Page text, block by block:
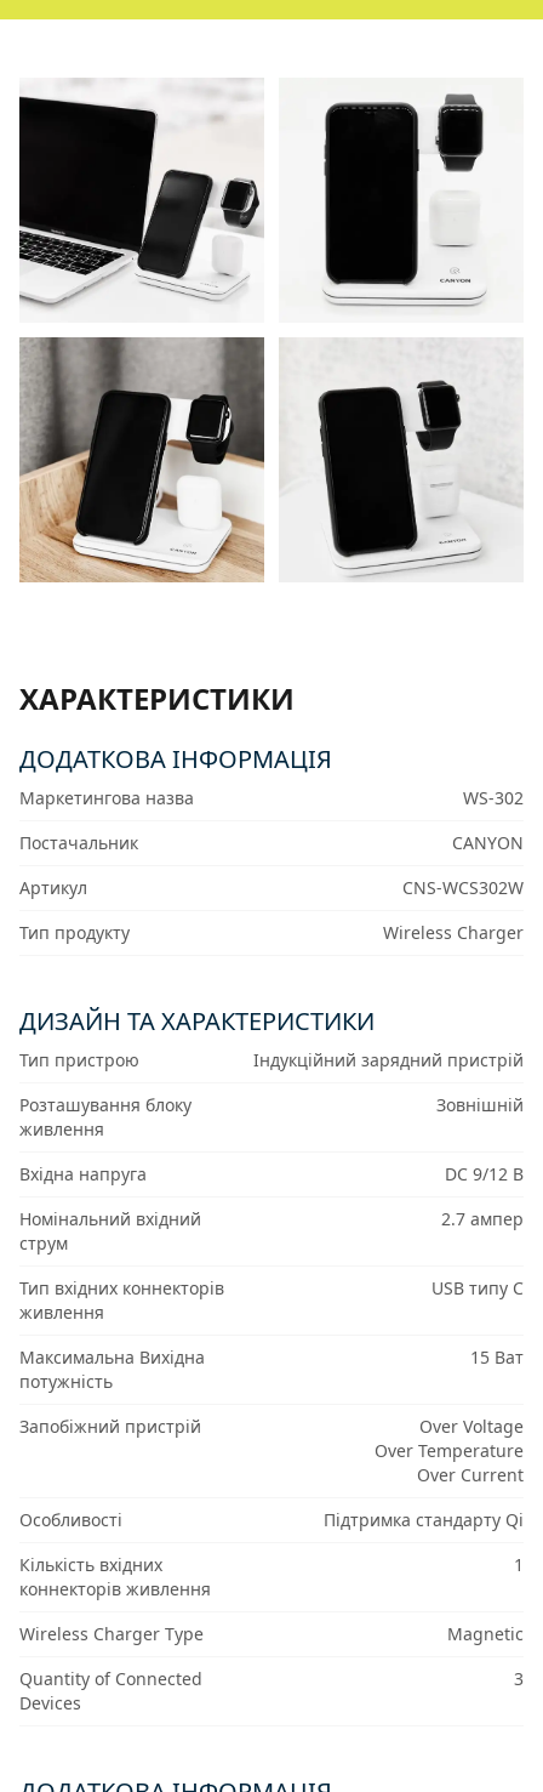
ХАРАКТЕРИСТИКИ
ДОДАТКОВА ІНФОРМАЦІЯ
Маркетингова назва
WS-302
Постачальник
CANYON
Артикул
CNS-WCS302W
Тип продукту
Wireless Charger
ДИЗАЙН ТА ХАРАКТЕРИСТИКИ
Тип пристрою
Індукційний зарядний пристрій
Розташування блоку
живлення
Зовнішній
Вхідна напруга
DC 9/12 В
Номінальний вхідний
струм
2.7 ампер
Тип вхідних коннекторів
живлення
USB типу C
Максимальна Вихідна
потужність
15 Ват
Запобіжний пристрій
Over Voltage
Over Temperature
Over Current
Особливості
Підтримка стандарту Qi
Кількість вхідних
коннекторів живлення
1
Wireless Charger Type
Magnetic
Quantity of Connected
Devices
3